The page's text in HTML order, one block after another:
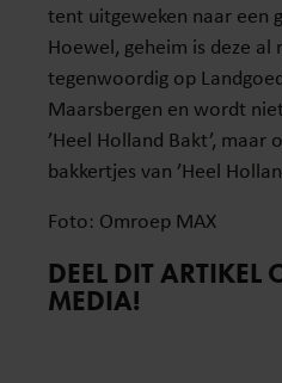
tent uitgeweken naar een
Hoewel, geheim is deze
tegenwoordig op
Maarsbergen en wordt
’Heel Holland Bakt’,
bakkertjes van ’Heel
Foto: Omroep MAX
DEEL DIT ARTIKEL
MEDIA!